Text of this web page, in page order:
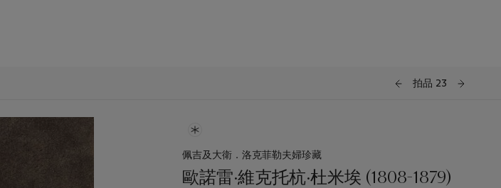
拍品 23
佩吉及大衛．洛克菲勒夫婦珍藏
歐諾雷·維克托杭·杜米埃 (1808-1879)